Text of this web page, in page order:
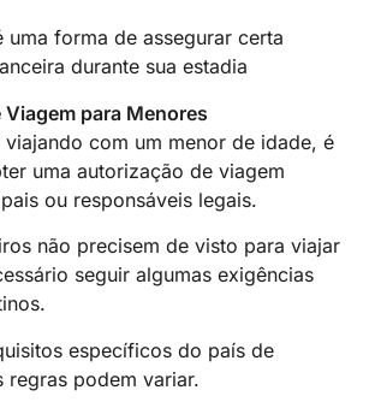
uma forma de assegurar certa
durante sua estadia
para Menores
viajando com um menor de idade, é
uma autorização de viagem
ou responsáveis legais.
não precisem de visto para viajar
seguir algumas exigências
específicos do país de
regras podem variar.